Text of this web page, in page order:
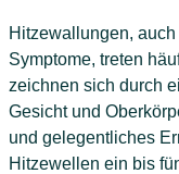
Hitzewallungen,
Symptome, treten
zeichnen sich durch
Gesicht und
und gelegentliches
Hitzewellen ein bis